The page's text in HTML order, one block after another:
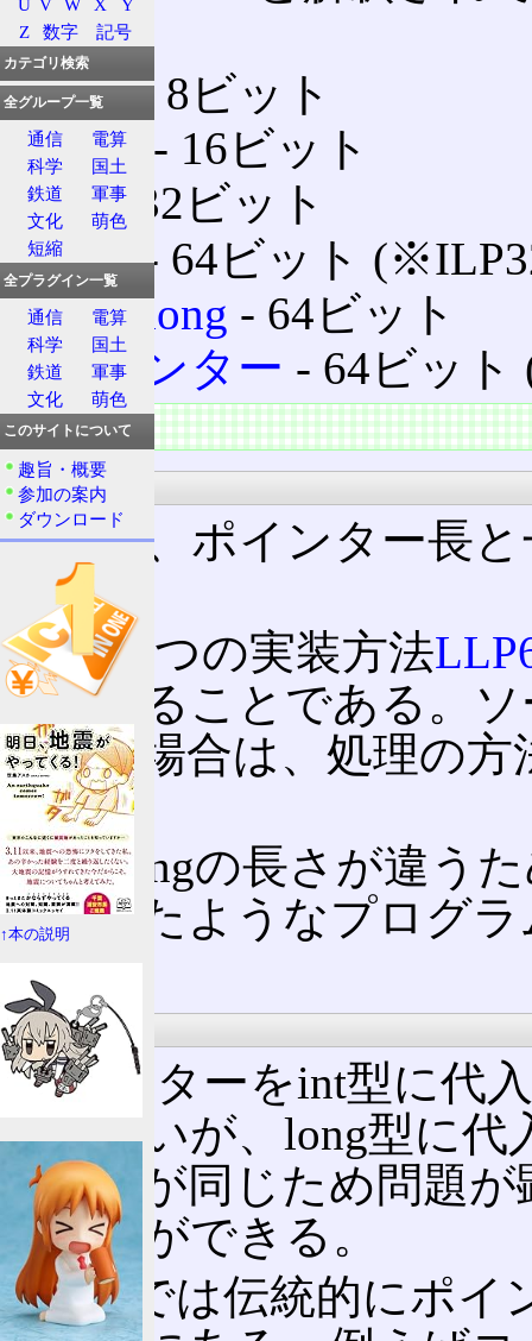
る。
char‐ 8ビット
short ‐ 16ビット
int‐ 32ビット
long‐ 64ビット
long long ‐ 64ビット
ポインター ‐ 64ビッ
特徴
long
longを、ポインター長
ある。
もう一つの実装方法
トであることである。
必要な場合は、処理の
る。
intとlongの長さが違う
想定したようなプログ
る。
UNIX
ポインターをint型に代
できないが、long型に
ータ長が同じため問題
ることができる。
UNIXでは伝統的にポイ
Z
数字 記号
カテゴリ検索
全グループ一覧
通信
電算
科学
国土
鉄道
軍事
文化
萌色
短縮
全プラグイン一覧
通信
電算
科学
国土
鉄道
軍事
文化
萌色
このサイトについて
趣旨・概要
参加の案内
ダウンロード
↑本の説明